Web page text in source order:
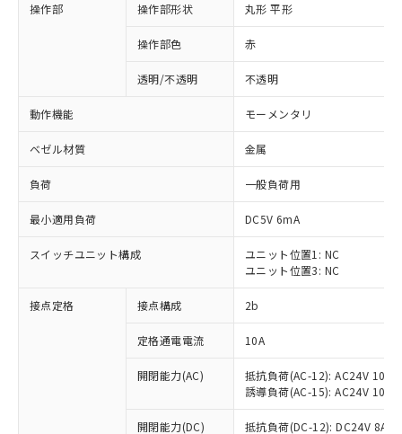
操作部 操作部形状 丸形 平形
操作部色 赤
透明/不透明 不透明
動作機能 モーメンタリ
ベゼル材質 金属
負荷 一般負荷用
最小適用負荷 DC5V 6mA
スイッチユニット構成
ユニット位置1: NC
ユニット位置3: NC
接点定格 接点構成 2b
定格通電電流 10A
開閉能力(AC)
抵抗負荷(AC-12): AC24V 10A/
誘導負荷(AC-15): AC24V
開閉能力(DC) 抵抗負荷(DC-12): DC24V 8A/
ご利用条件
※1 対応状況
対応済み：EU RoHS指令（10物質）の
非含有に対応した製品が提供可能な商品で
対応予定：EU RoHS指令（10物質）の非含
有に対応した製品に切り替える予定のある